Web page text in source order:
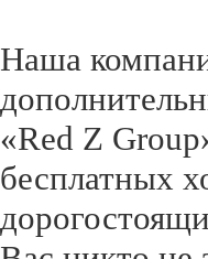
Наша
«Red Z
бесплатных